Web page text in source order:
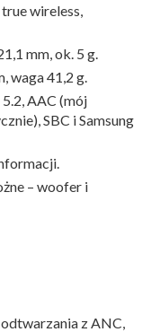
wireless,
mm, ok. 5 g.
waga 41,2 g.
AAC (mój
SBC i Samsung
– woofer i
z ANC,